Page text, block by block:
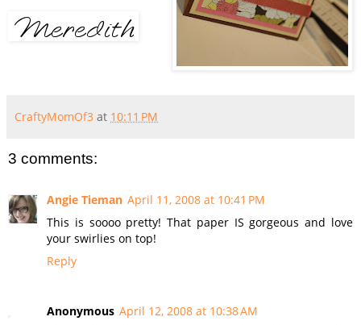
CraftyMomOf3 at 10:11 PM
3 comments:
Angie Tieman April 11, 2008 at 10:41 PM
This is soooo pretty! That paper IS gorgeous and love
your swirlies on top!
Reply
Anonymous April 12, 2008 at 10:38 AM